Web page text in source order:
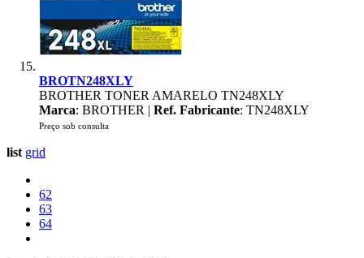
BROTN248XLY
BROTHER TONER AMARELO TN248XLY
Marca: BROTHER | Ref. Fabricante: TN248XLY
Preço sob consulta
list grid
62
63
64